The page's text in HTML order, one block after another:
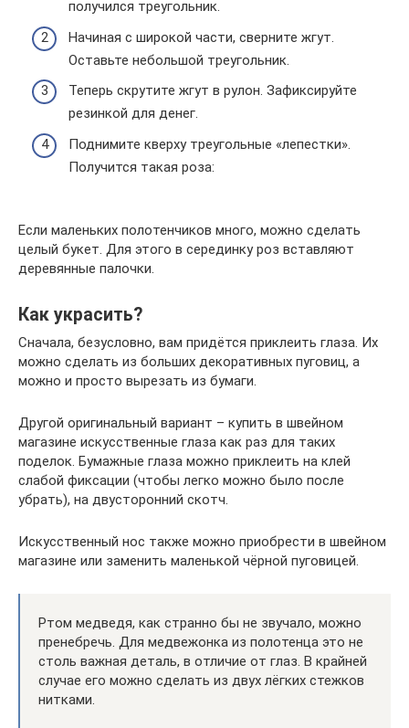
получился треугольник.
Начиная с широкой части, сверните жгут.
Оставьте небольшой треугольник.
Теперь скрутите жгут в рулон. Зафиксируйте
резинкой для денег.
Поднимите кверху треугольные «лепестки».
Получится такая роза:
Если маленьких полотенчиков много, можно сделать
целый букет. Для этого в серединку роз вставляют
деревянные палочки.
Как украсить?
Сначала, безусловно, вам придётся приклеить глаза. Их
можно сделать из больших декоративных пуговиц, а
можно и просто вырезать из бумаги.
Другой оригинальный вариант – купить в швейном
магазине искусственные глаза как раз для таких
поделок. Бумажные глаза можно приклеить на клей
слабой фиксации (чтобы легко можно было после
убрать), на двусторонний скотч.
Искусственный нос также можно приобрести в швейном
магазине или заменить маленькой чёрной пуговицей.
Ртом медведя, как странно бы не звучало, можно
пренебречь. Для медвежонка из полотенца это не
столь важная деталь, в отличие от глаз. В крайней
случае его можно сделать из двух лёгких стежков
нитками.